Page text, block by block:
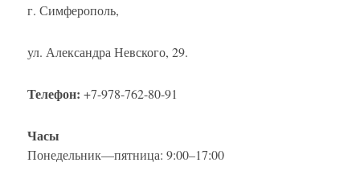
г. Симферополь,
ул. Александра Невского, 29.
Телефон: +7-978-762-80-91
Часы
Понедельник—пятница: 9:00–17:00